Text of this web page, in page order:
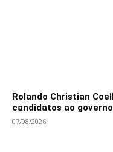
Rolando Christian
candidatos ao
07/08/2026